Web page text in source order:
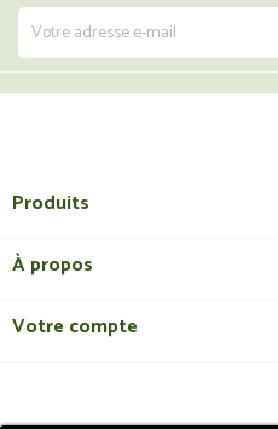
Produits
À propos
Votre compte